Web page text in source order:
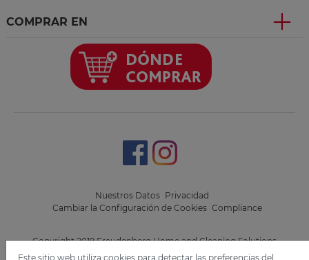
COMPRAR EN
Copyright 2019 Freudenberg Home and Cleaning Solutions
GmbH.
Nuestros Datos Privacidad
Cambiar la Configuración de Cookies Compliance
.
Este sitio web utiliza cookies para detectar las preferencias del